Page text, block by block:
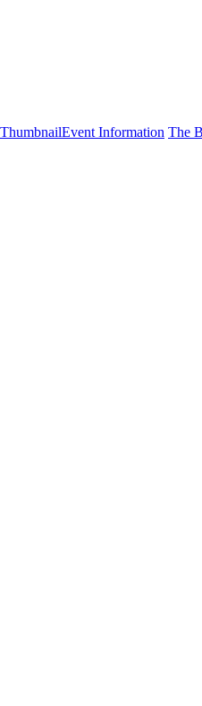
Event Information The